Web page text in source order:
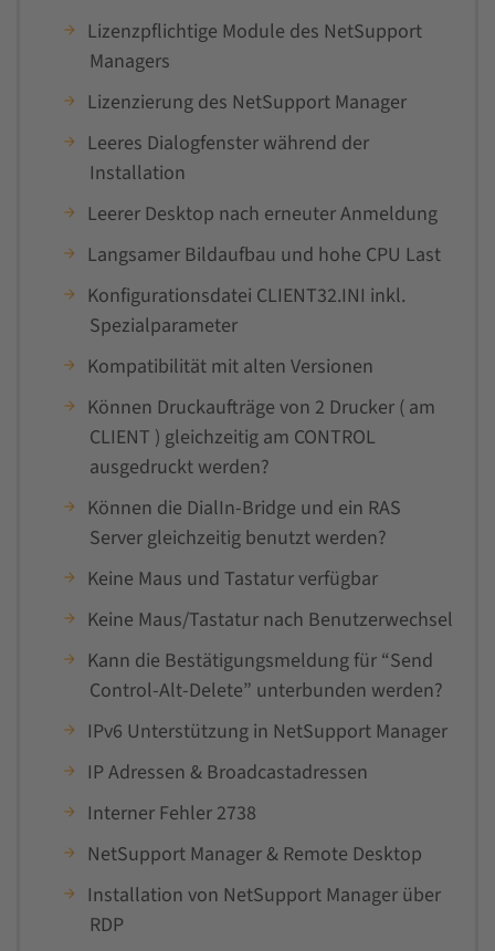
Lizenzpflichtige Module des NetSupport
Managers
Lizenzierung des NetSupport Manager
Leeres Dialogfenster während der
Installation
Leerer Desktop nach erneuter Anmeldung
Langsamer Bildaufbau und hohe CPU Last
Konfigurationsdatei CLIENT32.INI inkl.
Spezialparameter
Kompatibilität mit alten Versionen
Können Druckaufträge von 2 Drucker ( am
CLIENT ) gleichzeitig am CONTROL
ausgedruckt werden?
Können die DialIn-Bridge und ein RAS
Server gleichzeitig benutzt werden?
Keine Maus und Tastatur verfügbar
Keine Maus/Tastatur nach Benutzerwechsel
Kann die Bestätigungsmeldung für “Send
Control-Alt-Delete” unterbunden werden?
IPv6 Unterstützung in NetSupport Manager
IP Adressen & Broadcastadressen
Interner Fehler 2738
NetSupport Manager & Remote Desktop
Installation von NetSupport Manager über
RDP